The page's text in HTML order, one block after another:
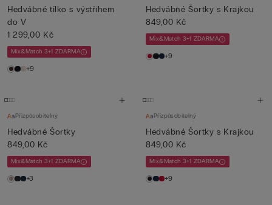
Hedvábné tílko s výstřihem
do V
1 299,00 Kč
Mix&Match 3+1 ZDARMA
+9
Hedvábné Šortky s Krajkou
849,00 Kč
Mix&Match 3+1 ZDARMA
+9
Přizpůsobitelný
Hedvábné Šortky
849,00 Kč
Mix&Match 3+1 ZDARMA
+3
Přizpůsobitelný
Hedvábné Šortky s Krajkou
849,00 Kč
Mix&Match 3+1 ZDARMA
+9